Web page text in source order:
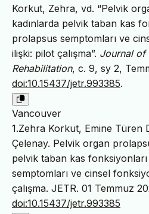
Korkut, Zehra, vd. “Pelvik
kadınlarda pelvik taban kas
prolapsus semptomları ve
ilişki: pilot çalışma”. Journal of
Rehabilitation, c. 9, sy 2,
doi:10.15437/jetr.993385.
Vancouver
1.Zehra Korkut, Emine Türen
Çelenay. Pelvik organ
pelvik taban kas
semptomları ve cinsel
çalışma. JETR. 01 Temmuz
doi:10.15437/jetr.993385